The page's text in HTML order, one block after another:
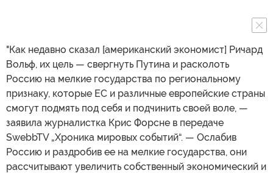
"Как недавно сказал [американский экономист] Ричард
Вольф, их цель — свергнуть Путина и расколоть
Россию на мелкие государства по региональному
признаку, которые ЕС и различные европейские страны
смогут подмять под себя и подчинить своей воле, —
заявила журналистка Крис Форсне в передаче
SwebbTV „Хроника мировых событий“. — Ослабив
Россию и раздробив ее на мелкие государства, они
рассчитывают увеличить собственный экономический и